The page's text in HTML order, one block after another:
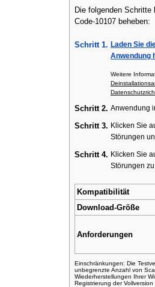
Die folgenden Schritte
Code-10107 beheben:
Schritt 1. Laden Sie
Anwendung
Weitere
Schritt 2. Anwendung
Schritt 3. Klicken Sie
Störungen
Schritt 4. Klicken Sie
Störungen
Kompatibilität
Download-Größe
Anforderungen
Einschränkungen: Die
unbegrenzte Anzahl von
Wiederherstellungen Ihrer
Registrierung der